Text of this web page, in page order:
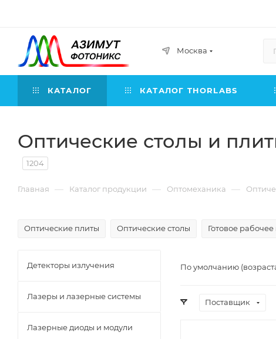
Москва
КАТАЛОГ КАТАЛОГ THORLABS
Оптические столы и
1204
Главная — Каталог продукции — Оптомеханика —
Оптические плиты Оптические столы Готовое рабочее
По умолчанию
Поставщик
Детекторы излучения
Лазеры и лазерные системы
Лазерные диоды и модули